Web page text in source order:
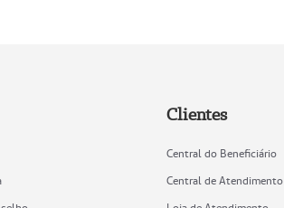
Clientes
Central do Beneficiário
Central de Atendimento